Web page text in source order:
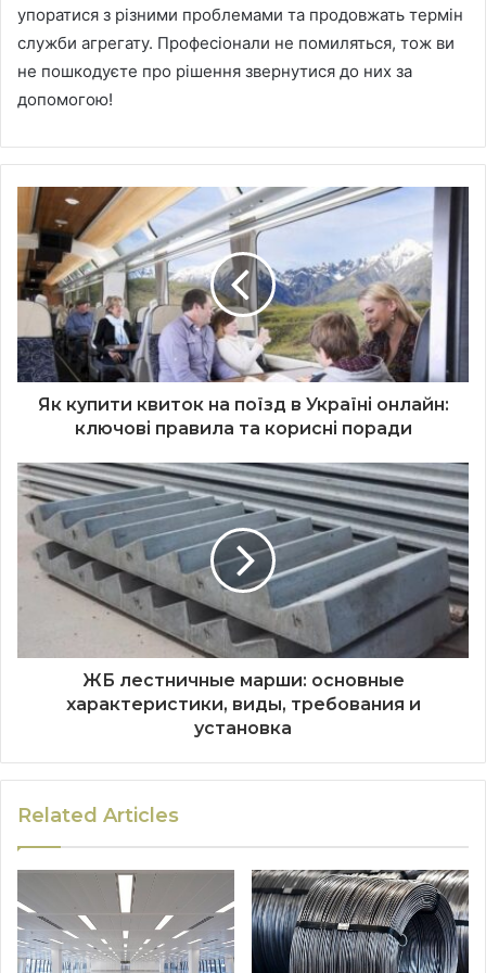
упоратися з різними проблемами та продовжать термін
служби агрегату. Професіонали не помиляться, тож ви
не пошкодуєте про рішення звернутися до них за
допомогою!
Як купити квиток на поїзд в Україні онлайн:
ключові правила та корисні поради
ЖБ лестничные марши: основные
характеристики, виды, требования и
установка
Related Articles